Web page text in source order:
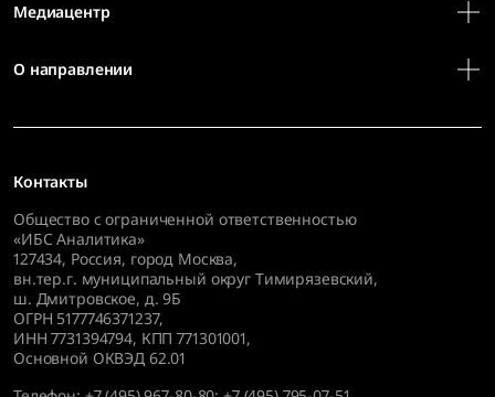
Контакты
Общество с ограниченной ответственностью
«ИБС Аналитика»
127434, Россия, город Москва,
вн.тер.г. муниципальный округ Тимирязевский,
ш. Дмитровское, д. 9Б
ОГРН 5177746371237,
ИНН 7731394794, КПП 771301001,
Основной ОКВЭД 62.01
Медиацентр
О направлении